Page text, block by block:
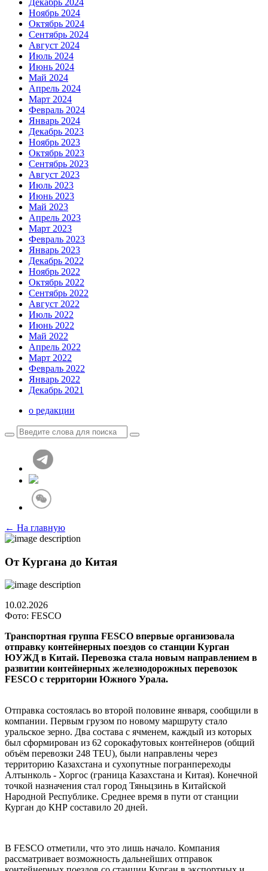
Декабрь 2024
Ноябрь 2024
Октябрь 2024
Сентябрь 2024
Август 2024
Июль 2024
Июнь 2024
Май 2024
Апрель 2024
Март 2024
Февраль 2024
Январь 2024
Декабрь 2023
Ноябрь 2023
Октябрь 2023
Сентябрь 2023
Август 2023
Июль 2023
Июнь 2023
Май 2023
Апрель 2023
Март 2023
Февраль 2023
Январь 2023
Декабрь 2022
Ноябрь 2022
Октябрь 2022
Сентябрь 2022
Август 2022
Июль 2022
Июнь 2022
Май 2022
Апрель 2022
Март 2022
Февраль 2022
Январь 2022
Декабрь 2021
о редакции
← На главную
От Кургана до Китая
10.02.2026
Фото: FESCO
Транспортная группа FESCO впервые организовала
отправку контейнерных поездов со станции Курган
ЮУЖД в Китай. Перевозка стала новым направлением в
развитии контейнерных железнодорожных перевозок
FESCO с территории Южного Урала.
Отправка состоялась во второй половине января, сообщили в
компании. Первым грузом по новому маршруту стало
уральское зерно. Два состава с ячменем, каждый из которых
был сформирован из 62 сорокафутовых контейнеров (общий
объём перевозки 248 TEU), были направлены через
территорию Казахстана и сухопутные погранпереходы
Алтынколь - Хоргос (граница Казахстана и Китая). Конечной
точкой назначения стал город Тяньцзинь в Китайской
Народной Республике. Среднее время в пути от станции
Курган до КНР составило 20 дней.
В FESCO отметили, что это лишь начало. Компания
рассматривает возможность дальнейших отправок